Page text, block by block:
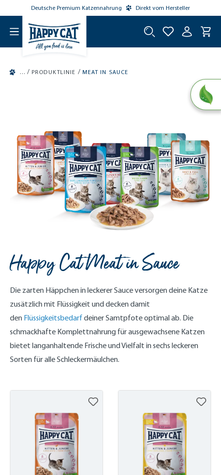
springen
Deutsche Premium Katzennahrung Direkt vom Hersteller
/ PRODUKTLINIE / MEAT IN SAUCE
Happy Cat Meat in Sauce
Die zarten Häppchen in leckerer Sauce versorgen deine Katze
zusätzlich mit Flüssigkeit und decken damit
den Flüssigkeitsbedarfdeiner Samtpfote optimal ab. Die
schmackhafte Komplettnahrung für ausgewachsene Katzen
bietet langanhaltende Frische und Vielfalt in sechs leckeren
Sorten für alle Schleckermäulchen.